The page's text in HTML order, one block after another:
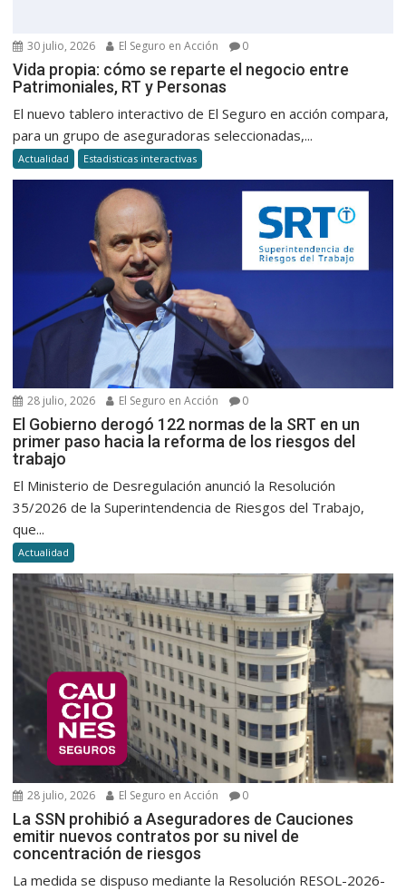
30 julio, 2026 El Seguro en Acción 0
Vida propia: cómo se reparte el negocio entre
Patrimoniales, RT y Personas
El nuevo tablero interactivo de El Seguro en acción compara,
para un grupo de aseguradoras seleccionadas,...
Actualidad Estadisticas interactivas
28 julio, 2026 El Seguro en Acción 0
El Gobierno derogó 122 normas de la SRT en un
primer paso hacia la reforma de los riesgos del
trabajo
El Ministerio de Desregulación anunció la Resolución
35/2026 de la Superintendencia de Riesgos del Trabajo,
que...
Actualidad
28 julio, 2026 El Seguro en Acción 0
La SSN prohibió a Aseguradores de Cauciones
emitir nuevos contratos por su nivel de
concentración de riesgos
La medida se dispuso mediante la Resolución RESOL-2026-